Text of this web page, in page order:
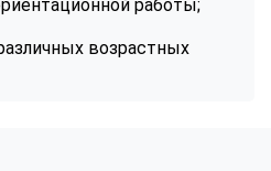
работы;
возрастных